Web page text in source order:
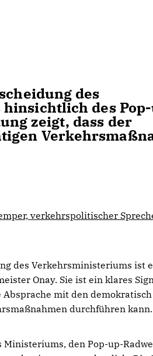
des
des
zeigt, dass der
verkehrspolitischer
des Verkehrsministeriums ist
Onay. Sie ist ein klares
Absprache mit den
durchführen kann.
Ministeriums, den Pop-up-